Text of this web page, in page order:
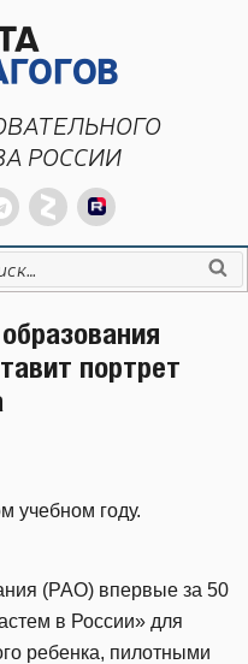
РОССИИ
портрет
учебном году.
(РАО) впервые за 50
в России» для
ребенка, пилотными